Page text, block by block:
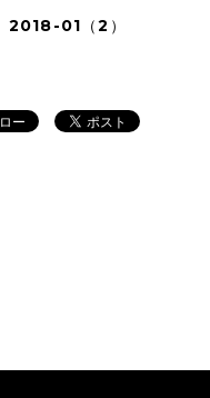
2018-01（2）